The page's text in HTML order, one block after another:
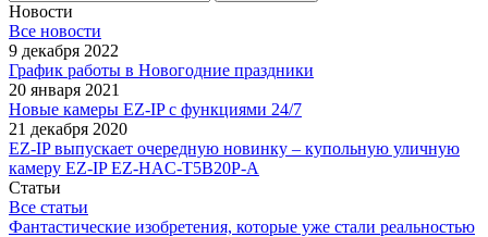
Новости
Все новости
9 декабря 2022
График работы в Новогодние праздники
20 января 2021
Новые камеры EZ-IP с функциями 24/7
21 декабря 2020
EZ-IP выпускает очередную новинку – купольную уличную
камеру EZ-IP EZ-HAC-T5B20P-A
Статьи
Все статьи
Фантастические изобретения, которые уже стали реальностью